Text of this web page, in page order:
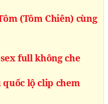
(Tôm Chiên) cùng
full không che
lộ clip chem